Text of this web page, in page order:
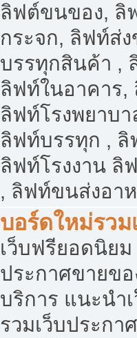
ลิฟต์ขนของ, ลิ
กระจก, ลิฟท์ส่
บรรทุกสินค้า ,
ลิฟท์ในอาคาร,
ลิฟท์โรงพยาบ
ลิฟท์บรรทุก ,
ลิฟท์โรงงาน ลิ
, ลิฟท์ขนส่งอา
บอร์ดใหม่รว
เว็บฟรียอดนิย
ประกาศขายข
บริการ แนะนำ
รวมเว็บประกา